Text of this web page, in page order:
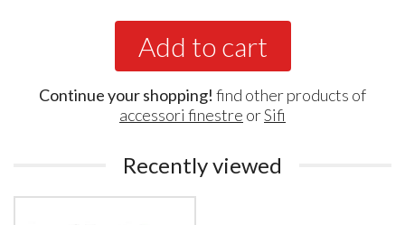
Add to cart
Continue your shopping! find other products of
accessori finestre orSifi
Recently viewed